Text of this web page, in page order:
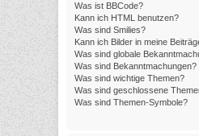
Was ist BBCode?
Kann ich HTML benutzen?
Was sind Smilies?
Kann ich Bilder in meine
Was sind globale
Was sind Bekanntmachungen?
Was sind wichtige Themen?
Was sind geschlossene
Was sind Themen-Symbole?